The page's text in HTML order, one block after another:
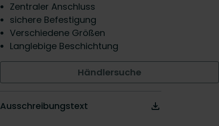
Zentraler Anschluss
sichere Befestigung
Verschiedene Größen
Langlebige Beschichtung
Händlersuche
Ausschreibungstext